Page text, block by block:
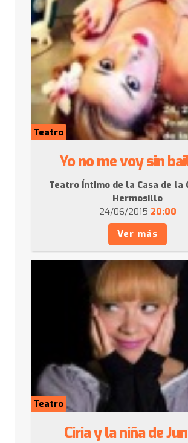
Teatro
Yo no me voy sin
Teatro Íntimo de la Casa de la
Hermosillo
24/06/2015 20:00
Ver más
Teatro
Ciria y la niña de